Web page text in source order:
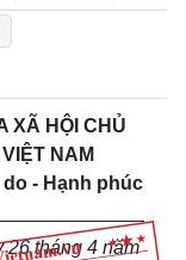
XÃ HỘI CHỦ
NAM
- Hạnh phúc
26 tháng 4 năm